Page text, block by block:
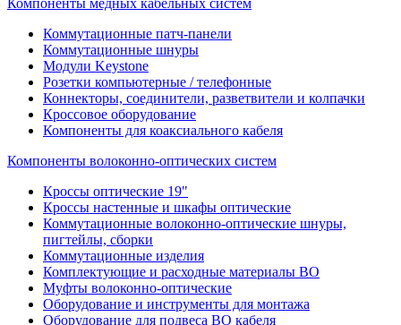
Компоненты медных кабельных систем
Коммутационные патч-панели
Коммутационные шнуры
Модули Keystone
Розетки компьютерные / телефонные
Коннекторы, соединители, разветвители и колпачки
Кроссовое оборудование
Компоненты для коаксиального кабеля
Компоненты волоконно-оптических систем
Кроссы оптические 19"
Кроссы настенные и шкафы оптические
Коммутационные волоконно-оптические шнуры,
пигтейлы, сборки
Коммутационные изделия
Комплектующие и расходные материалы ВО
Муфты волоконно-оптические
Оборудование и инструменты для монтажа
Оборудование для подвеса ВО кабеля